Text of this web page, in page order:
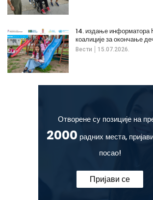
Вести 15.07.2026.
14. издање информатора
коалиције за окончање
Отворене су позиције на
2000 радних места,
посао!
Пријави се